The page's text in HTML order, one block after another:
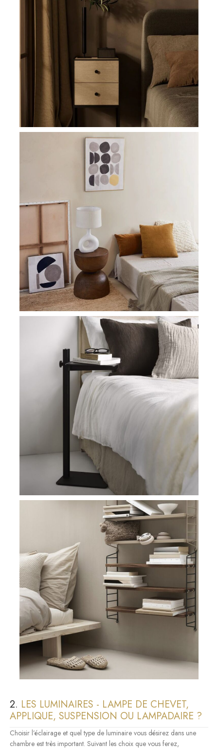
2. LES LUMINAIRES - LAMPE DE CHEVET,
APPLIQUE, SUSPENSION OU LAMPADAIRE ?
Choisir l’éclairage et quel type de luminaire vous désirez dans une
chambre est très important. Suivant les choix que vous ferez,